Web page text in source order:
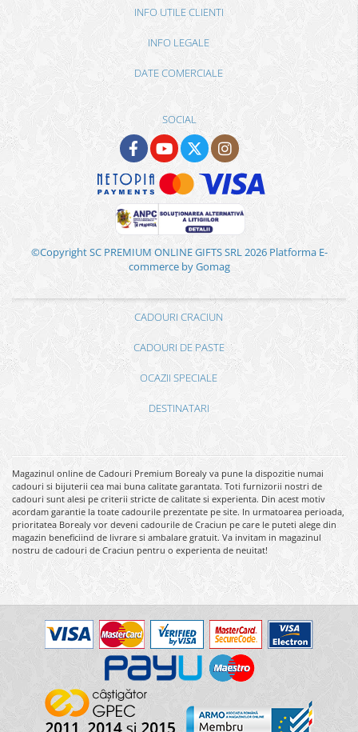
INFO UTILE CLIENTI
INFO LEGALE
DATE COMERCIALE
SOCIAL
©Copyright SC PREMIUM ONLINE GIFTS SRL 2026 Platforma E-
commerce by Gomag
CADOURI CRACIUN
CADOURI DE PASTE
OCAZII SPECIALE
DESTINATARI
Magazinul online de Cadouri Premium Borealy va pune la dispozitie numai
cadouri si bijuterii cea mai buna calitate garantata. Toti furnizorii nostri de
cadouri sunt alesi pe criterii stricte de calitate si experienta. Din acest motiv
acordam garantie la toate cadourile prezentate pe site. In urmatoarea perioada,
prioritatea Borealy vor deveni cadourile de Craciun pe care le puteti alege din
magazin beneficiind de livrare si ambalare gratuit. Va invitam in magazinul
nostru de cadouri de Craciun pentru o experienta de neuitat!